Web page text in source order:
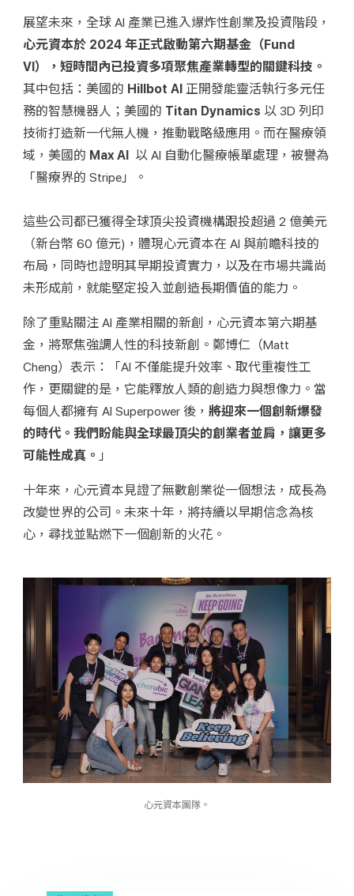
展望未來，全球 AI 產業已進入爆炸性創業及投資階段，
心元資本於 2024 年正式啟動第六期基金（Fund
VI），短時間內已投資多項聚焦產業轉型的關鍵科技。
其中包括：美國的 Hillbot AI 正開發能靈活執行多元任
務的智慧機器人；美國的 Titan Dynamics 以 3D 列印
技術打造新一代無人機，推動戰略級應用。而在醫療領
域，美國的 Max AI 以 AI 自動化醫療帳單處理，被譽為
「醫療界的 Stripe」。
這些公司都已獲得全球頂尖投資機構跟投超過 2 億美元
（新台幣 60 億元)，體現心元資本在 AI 與前瞻科技的
布局，同時也證明其早期投資實力，以及在市場共識尚
未形成前，就能堅定投入並創造長期價值的能力。
除了重點關注 AI 產業相關的新創，心元資本第六期基
金，將聚焦強調人性的科技新創。鄭博仁（Matt
Cheng）表示：「AI 不僅能提升效率、取代重複性工
作，更關鍵的是，它能釋放人類的創造力與想像力。當
每個人都擁有 AI Superpower 後，將迎來一個創新爆發
的時代。我們盼能與全球最頂尖的創業者並肩，讓更多
可能性成真。 」
十年來，心元資本見證了無數創業從一個想法，成長為
改變世界的公司。未來十年，將持續以早期信念為核
心，尋找並點燃下一個創新的火花。
心元資本團隊。